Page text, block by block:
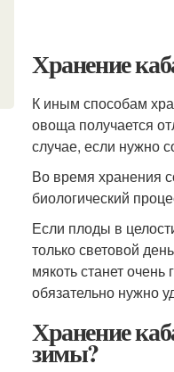
Хранение
К иным способам
овоща получается
случае, если нужно
Во время хранения
биологический
Если плоды в
только световой
мякоть станет
обязательно нужно
Хранение
зимы?